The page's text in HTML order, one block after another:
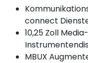
connect
10,25 Zoll
MBUX